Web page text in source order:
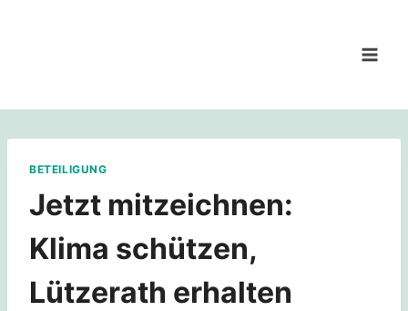
BETEILIGUNG
Jetzt mitzeichnen:
Klima schützen,
Lützerath erhalten